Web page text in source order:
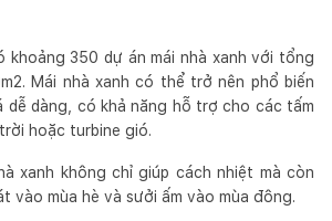
khoảng 350 dự án mái nhà xanh với tổng
Mái nhà xanh có thể trở nên phổ biến
dễ dàng, có khả năng hỗ trợ cho các tấm
hoặc turbine gió.
xanh không chỉ giúp cách nhiệt mà còn
vào mùa hè và sưởi ấm vào mùa đông.